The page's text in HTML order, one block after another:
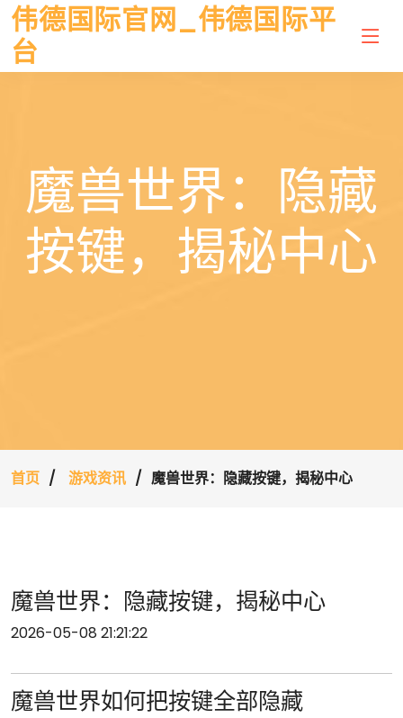
伟德国际官网_伟德国际平
台
魔兽世界：隐藏
按键，揭秘中心
首页 游戏资讯 魔兽世界：隐藏按键，揭秘中心
魔兽世界：隐藏按键，揭秘中心
2026-05-08 21:21:22
魔兽世界如何把按键全部隐藏